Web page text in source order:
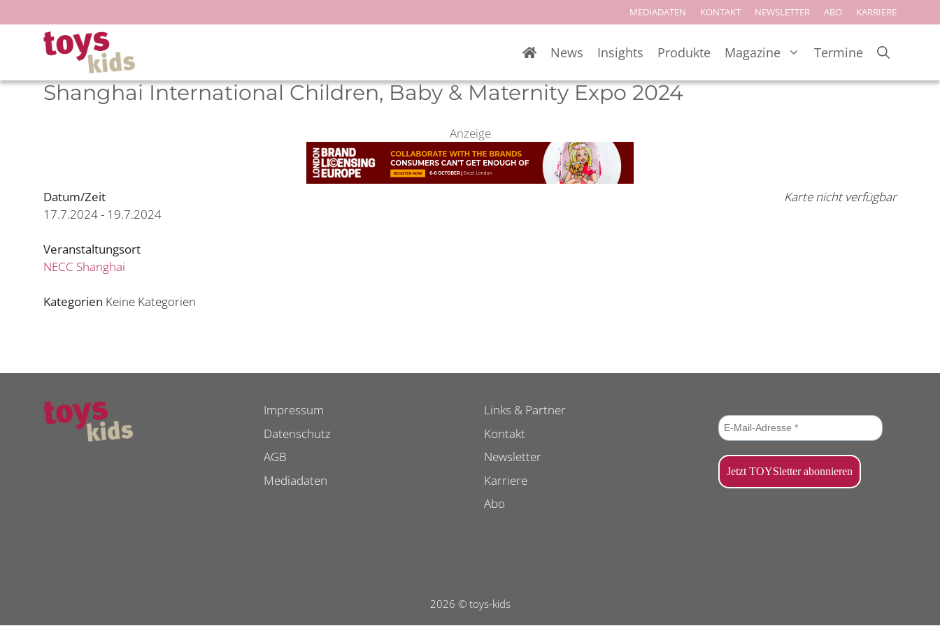
Inhalt
springen
MEDIADATEN KONTAKT NEWSLETTER ABO KARRIERE
News Insights Produkte Magazine Termine
Shanghai International Children, Baby & Maternity Expo 2024
Anzeige
Karte nicht verfügbar
Datum/Zeit
17.7.2024 - 19.7.2024
Veranstaltungsort
NECC Shanghai
Kategorien Keine Kategorien
Impressum
Datenschutz
AGB
Mediadaten
Links & Partner
Kontakt
Newsletter
Karriere
Abo
2026 © toys-kids